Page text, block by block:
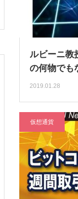
ルビーニ教
の何物でも
2019.01.28
仮想通貨